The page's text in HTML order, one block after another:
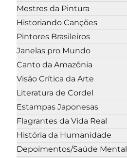
Mestres da Pintura
Historiando Canções
Pintores Brasileiros
Janelas pro Mundo
Canto da Amazônia
Visão Crítica da Arte
Literatura de Cordel
Estampas Japonesas
Flagrantes da Vida Real
História da Humanidade
Depoimentos/Saúde Mental